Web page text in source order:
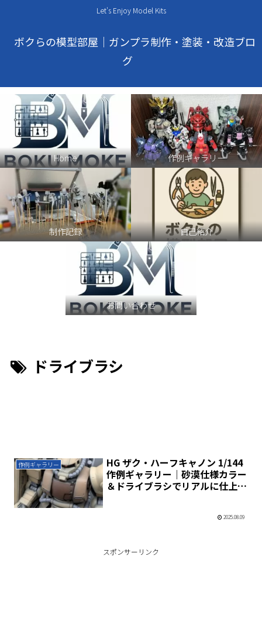
Let's Enjoy Model Kits
ボクらの模型部屋｜ガンプラ制作・塗装・改造ブロ
グ
Home 作例ギャラリー
制作記録 自己紹介
お問い合わせ
ドライブラシ
作例ギャラリー
HG ザク・ハーフキャノン 1/144
作例ギャラリー｜砂漠仕様カラー
＆ドライブラシでリアルに仕上げ
2025.08.09
スポンサーリンク